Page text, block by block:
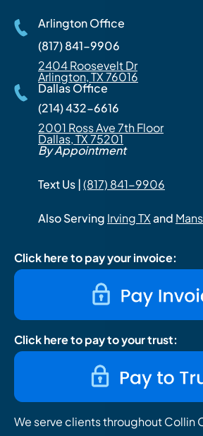
Arlington Office
(817) 841-9906
2404 Roosevelt Dr
Arlington, TX 76016
Dallas Office
(214) 432-6616
2001 Ross Ave 7th Floor
Dallas, TX 75201
By Appointment
Text Us |(817) 841-9906
Also Serving Irving TXand
Click here to pay your invoice:
Click here to pay to your trust:
We serve clients throughout Collin